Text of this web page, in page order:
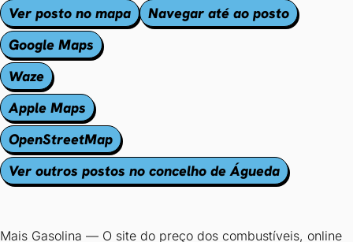
Ver posto no mapa
Navegar até ao posto
Google Maps
Waze
Apple Maps
OpenStreetMap
Ver outros postos no concelho de Águeda
Mais Gasolina — O site do preço dos combustíveis, online